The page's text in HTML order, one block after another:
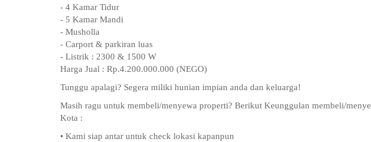
- 4 Kamar Tidur
- 5 Kamar Mandi
- Musholla
- Carport & parkiran luas
- Listrik : 2300 & 1500 W
Harga Jual : Rp.4.200.000.000 (NEGO)
Tunggu apalagi? Segera miliki hunian impian anda dan keluarga!
Masih ragu untuk membeli/menyewa properti? Berikut Keunggulan membeli/
Kota :
• Kami siap antar untuk check lokasi kapanpun